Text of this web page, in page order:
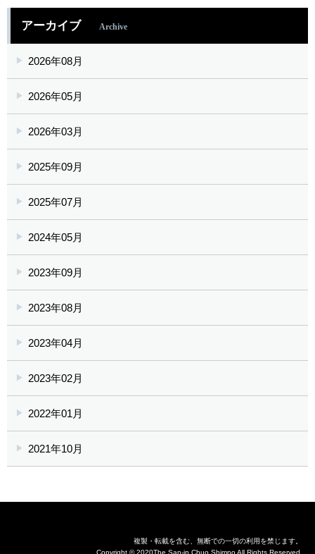
アーカイブ Archive
2026年08月
2026年05月
2026年03月
2025年09月
2025年07月
2024年05月
2023年09月
2023年08月
2023年04月
2023年02月
2022年01月
2021年10月
複製・転載を含む、無断での一切の利用を禁じます。
Copyright © 2020The San-in Chuo Shimpo All Rights Reserved.